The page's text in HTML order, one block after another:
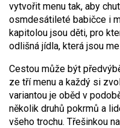
vytvořit menu tak, aby
osmdesátileté babičce i
kapitolou jsou děti, pro
odlišná jídla, která jsou
Cestou může být
ze tří menu a každý si
variantou je oběd v
několik druhů pokrmů a
všeho trochu. Třešinkou